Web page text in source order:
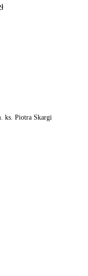
ks. Piotra Skargi